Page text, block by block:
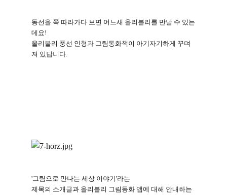
동선을 쭉 따라가다 보면 어느새 올리볼리를 만날 수 있는
데요!
올리볼리 풍선 인형과 그림동화책이 아기자기하게 꾸며
져 있답니다.
'그림으로 만나는 세상 이야기'라는
제목의 소개글과 올리볼리 그림동화 앱에 대해 안내하는